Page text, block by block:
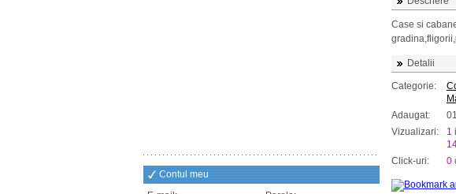
Contul meu
Case si
Detalii
Categorie:
Adaugat:
Vizualizari:
1
Click-uri:
0